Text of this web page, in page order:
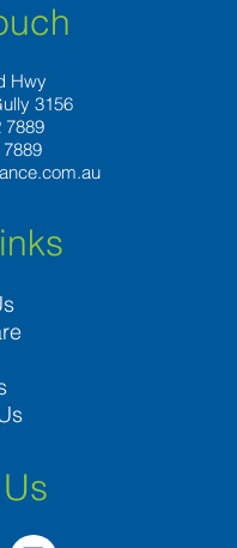
Hwy
3156
7889